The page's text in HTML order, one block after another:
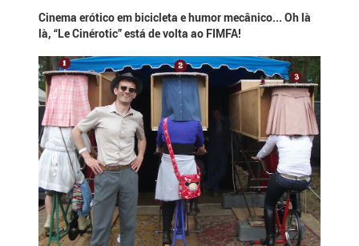
Cinema erótico em bicicleta e humor mecânico... Oh là
là, “Le Cinérotic” está de volta ao FIMFA!